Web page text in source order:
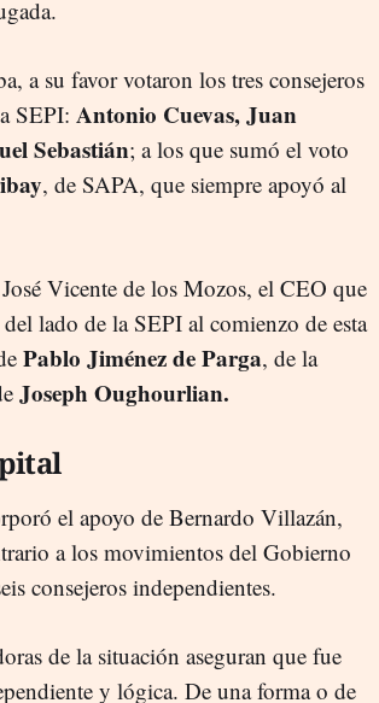
a su favor votaron los tres consejeros
SEPI: Antonio Cuevas, Juan
Sebastián; a los que sumó el voto
, de SAPA, que siempre apoyó al
Vicente de los Mozos, el CEO que
lado de la SEPI al comienzo de esta
Pablo Jiménez de Parga, de la
Joseph Oughourlian.
el apoyo de Bernardo Villazán,
a los movimientos del Gobierno
consejeros independientes.
de la situación aseguran que fue
y lógica. De una forma o de